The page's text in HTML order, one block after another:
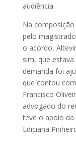
audiência.
Na
pelo
o acordo,
sim, que
demanda foi
que contou
Francisco
advogado do
teve o apoio da
Ediciana